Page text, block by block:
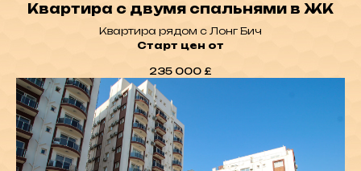
Квартира с двумя спальнями в ЖК
Квартира рядом с Лонг Бич
Старт цен от
235 000 £
Novu Park Plaza Office N2